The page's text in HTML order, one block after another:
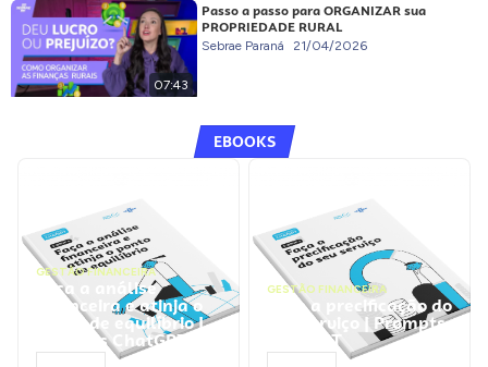
07:43
Passo a passo para ORGANIZAR sua
PROPRIEDADE RURAL
Sebrae Paraná 21/04/2026
EBOOKS
GESTÃO FINANCEIRA
Faça a análise
financeira e atinja o
ponto de equilíbrio |
Prompts ChatGPT
GESTÃO FINANCEIRA
Faça a precificação do
seu serviço | Prompts
ChatGPT